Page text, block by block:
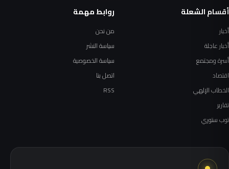
أقسام الشعلة
أخبار
أخبار عاجلة
أسرة ومجتمع
اقتصاد
الخطاب الإلهي
تقارير
توب ستوري
روابط مهمة
من نحن
سياسة النشر
سياسة الخصوصية
اتصل بنا
RSS